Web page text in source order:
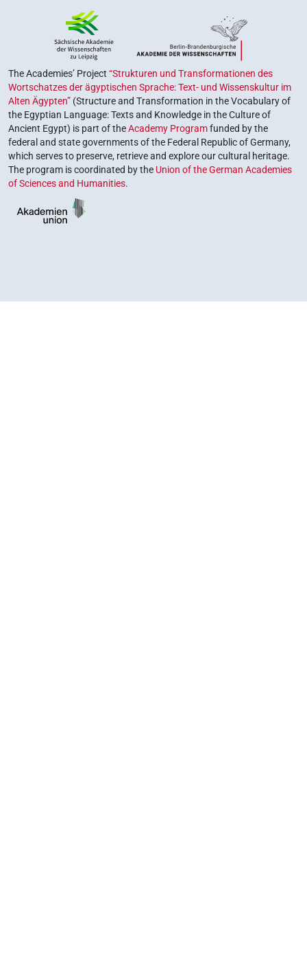
The Academies’ Project “Strukturen und Transformationen des
Wortschatzes der ägyptischen Sprache: Text- und Wissenskultur im
Alten Ägypten” (Structure and Transformation in the Vocabulary of
the Egyptian Language: Texts and Knowledge in the Culture of
Ancient Egypt) is part of theAcademy Programfunded by the
federal and state governments of the Federal Republic of Germany,
which serves to preserve, retrieve and explore our cultural heritage.
The program is coordinated by the Union of the German Academies
of Sciences and Humanities.